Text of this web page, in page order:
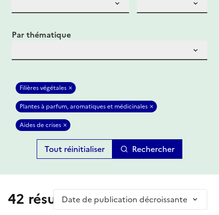
Par thématique
Trier par
Filières végétales
Plantes à parfum, aromatiques et médicinales
Aides de crises
Rechercher
42 résultat(s)